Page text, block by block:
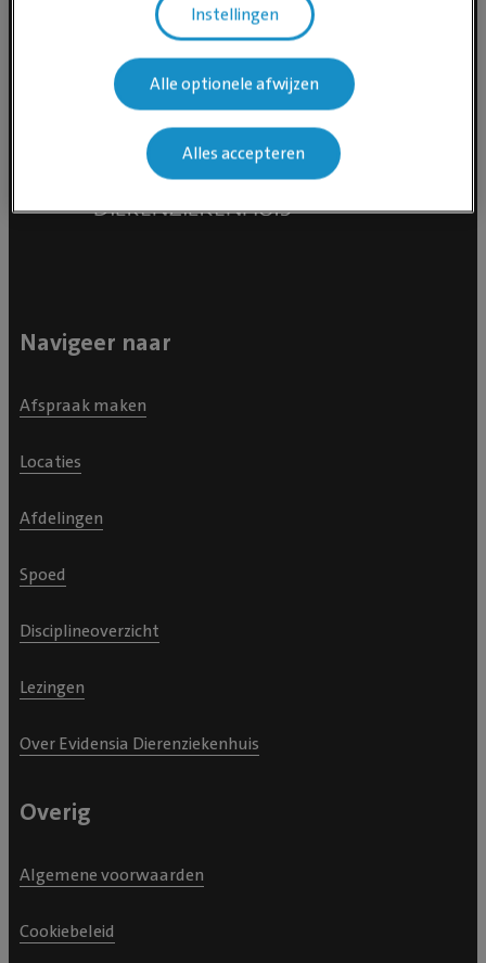
Navigeer naar
Afspraak maken
Locaties
Afdelingen
Spoed
Disciplineoverzicht
Lezingen
Over Evidensia Dierenziekenhuis
Overig
Algemene voorwaarden
Cookiebeleid
Instellingen
Alle optionele afwijzen
Alles accepteren